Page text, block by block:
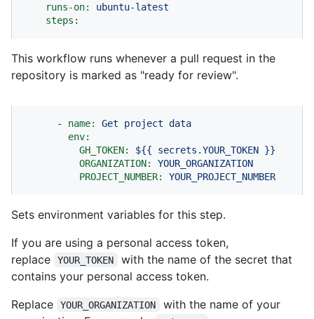
runs-on:
ubuntu-latest
steps:
This workflow runs whenever a pull request in the
repository is marked as "ready for review".
- name: Get project data
env:
GH_TOKEN:
${{ secrets.YOUR_TOKEN }}
ORGANIZATION:
YOUR_ORGANIZATION
PROJECT_NUMBER:
YOUR_PROJECT_NUMBER
Sets environment variables for this step.
If you are using a personal access token,
replace
YOUR_TOKEN
with the name of the secret that
contains your personal access token.
Replace
YOUR_ORGANIZATION
with the name of your